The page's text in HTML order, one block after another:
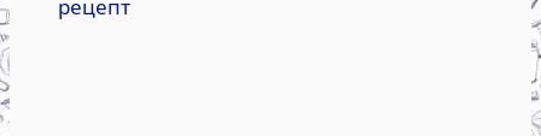
рецепт